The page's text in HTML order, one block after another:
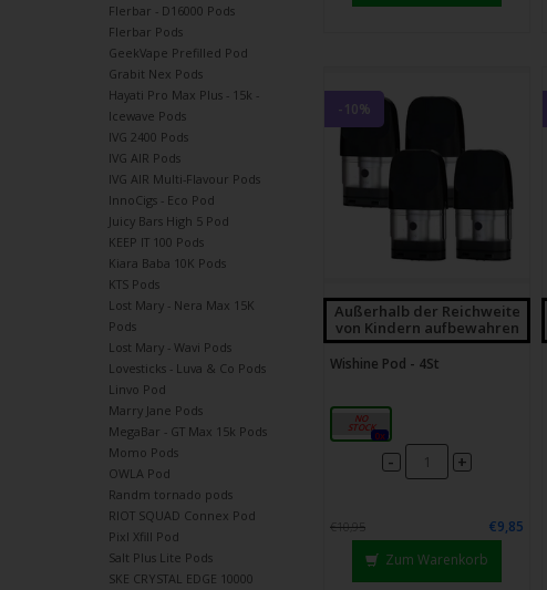
Flerbar - D16000 Pods
Flerbar Pods
GeekVape Prefilled Pod
Grabit Nex Pods
Hayati Pro Max Plus - 15k -
Icewave Pods
IVG 2400 Pods
IVG AIR Pods
IVG AIR Multi-Flavour Pods
InnoCigs - Eco Pod
Juicy Bars High 5 Pod
KEEP IT 100 Pods
Kiara Baba 10K Pods
KTS Pods
Lost Mary - Nera Max 15K
Pods
Lost Mary - Wavi Pods
Lovesticks - Luva & Co Pods
Linvo Pod
Marry Jane Pods
MegaBar - GT Max 15k Pods
Momo Pods
OWLA Pod
Randm tornado pods
RIOT SQUAD Connex Pod
Pixl Xfill Pod
Salt Plus Lite Pods
SKE CRYSTAL EDGE 10000
-10%
Außerhalb der Reichweite
von Kindern aufbewahren
Wishine Pod - 4St
1,4Ω
0x
- +
€10,95
€9,85
Zum Warenkorb